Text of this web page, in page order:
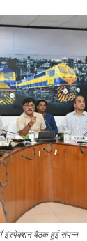
इंस्पेक्शन बैठक हुई संपन्न